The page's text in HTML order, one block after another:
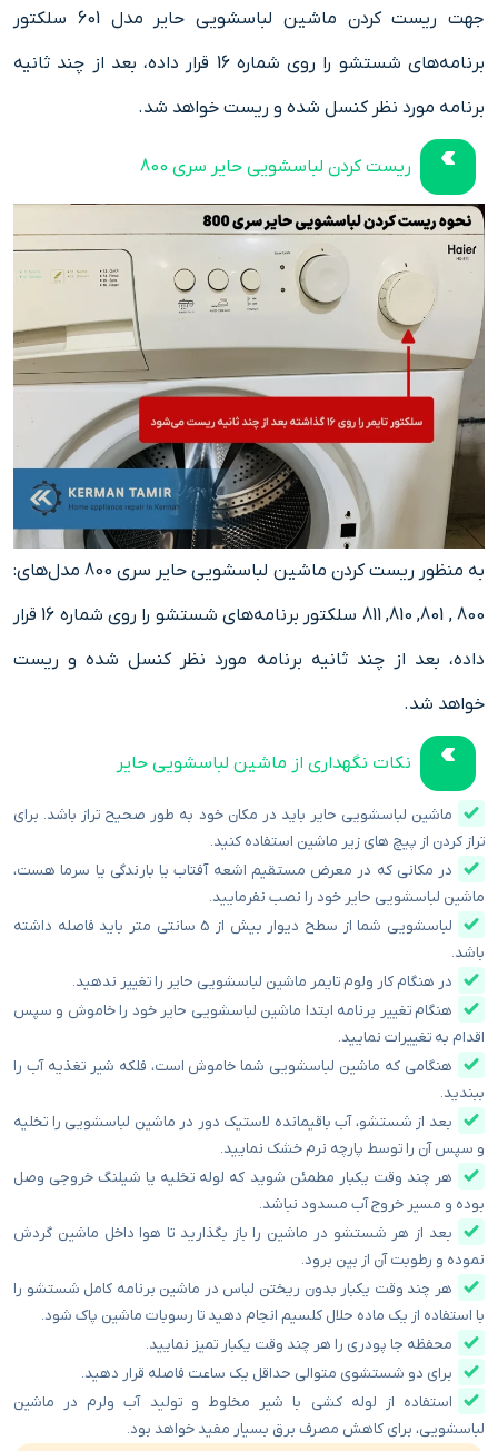
جهت ریست کردن ماشین لباسشویی حایر مدل 601 سلکتور
برنامه‌های شستشو را روی شماره 16 قرار داده، بعد از چند ثانیه
برنامه مورد نظر کنسل شده و ریست خواهد شد.
ریست کردن لباسشویی حایر سری 800
به منظور ریست کردن ماشین لباسشویی حایر سری 800 مدل‌های:
800 , 801, 810, 811 سلکتور برنامه‌های شستشو را روی شماره 16 قرار
داده، بعد از چند ثانیه برنامه مورد نظر کنسل شده و ریست
خواهد شد.
نکات نگهداری از ماشین لباسشویی حایر
ماشین لباسشویی حایر باید در مکان خود به طور صحیح تراز باشد. برای
تراز کردن از پیچ های زیر ماشین استفاده کنید.
در مکانی که در معرض مستقیم اشعه آفتاب یا بارندگی یا سرما هست،
ماشین لباسشویی حایر خود را نصب نفرمایید.
لباسشویی شما از سطح دیوار بیش از 5 سانتی متر باید فاصله داشته
باشد.
در هنگام کار ولوم تایمر ماشین لباسشویی حایر را تغییر ندهید.
هنگام تغییر برنامه ابتدا ماشین لباسشویی حایر خود را خاموش و سپس
اقدام به تغییرات نمایید.
هنگامی که ماشین لباسشویی شما خاموش است، فلکه شیر تغذیه آب را
ببندید.
بعد از شستشو، آب باقیمانده لاستیک دور در ماشین لباسشویی را تخلیه
و سپس آن را توسط پارچه نرم خشک نمایید.
هر چند وقت یکبار مطمئن شوید که لوله تخلیه یا شیلنگ خروجی وصل
بوده و مسیر خروج آب مسدود نباشد.
بعد از هر شستشو در ماشین را باز بگذارید تا هوا داخل ماشین گردش
نموده و رطوبت آن از بین برود.
هر چند وقت یکبار بدون ریختن لباس در ماشین برنامه کامل شستشو را
با استفاده از یک ماده حلال کلسیم انجام دهید تا رسوبات ماشین پاک شود.
محفظه جا پودری را هر چند وقت یکبار تمیز نمایید.
برای دو شستشوی متوالی حداقل یک ساعت فاصله قرار دهید.
استفاده از لوله کشی با شیر مخلوط و تولید آب ولرم در ماشین
لباسشویی، برای کاهش مصرف برق بسیار مفید خواهد بود.